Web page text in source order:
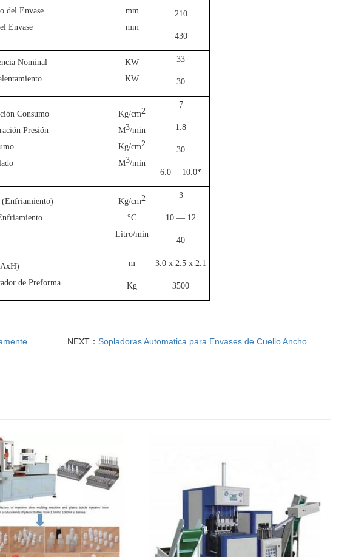
del Envase
Envase
mm
mm
210
430
Nominal
KW
KW
33
30
Consumo
Presión
Kg/cm2
M3/min
Kg/cm2
M3/min
7
1.8
30
6.0— 10.0*
(Enfriamiento)
Kg/cm2
°C
Litro/min
3
10 — 12
40
de Preforma
m
Kg
3.0 x 2.5 x 2.1
3500
NEXT：Sopladoras Automatica para Envases de Cuello Ancho